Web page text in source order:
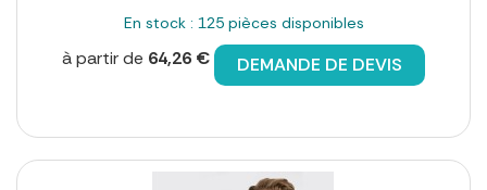
En stock : 125 pièces disponibles
à partir de 64,26 € DEMANDE DE DEVIS